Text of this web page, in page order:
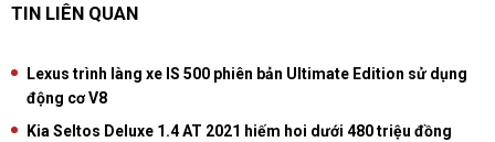
TIN LIÊN QUAN
Lexus trình làng xe IS 500 phiên bản Ultimate Edition sử dụng
động cơ V8
Kia Seltos Deluxe 1.4 AT 2021 hiếm hoi dưới 480 triệu đồng